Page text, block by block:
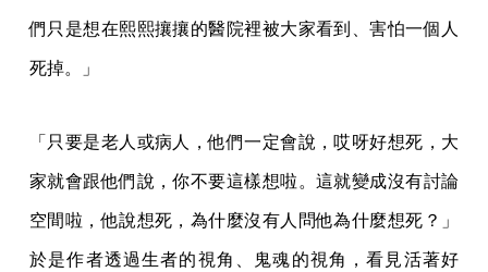
們只是想在熙熙攘攘的醫院裡被大家看到、害怕一個人
死掉。」
「只要是老人或病人，他們一定會說，哎呀好想死，大
家就會跟他們說，你不要這樣想啦。這就變成沒有討論
空間啦，他說想死，為什麼沒有人問他為什麼想死？」
於是作者透過生者的視角、鬼魂的視角，看見活著好